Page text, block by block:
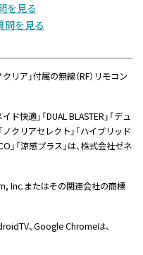
を見る
問を見る
リア」付属の無線（RF）リモコン
ド快適」「DUAL BLASTER」「デュ
ノクリアセレクト」「ハイブリッド
」「涼感プラス」は、株式会社ゼネ
Inc.またはその関連会社の商標
、Google Chromeは、